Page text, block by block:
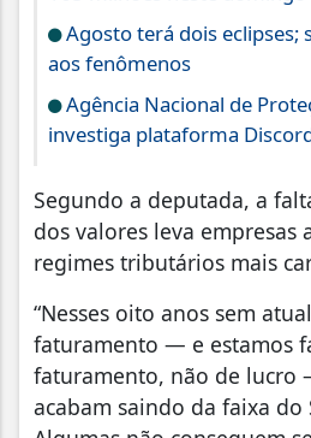
Agosto terá dois eclipses;
aos fenômenos
Agência Nacional de
investiga plataforma
Segundo a deputada, a
dos valores leva empresas
regimes tributários mais
“Nesses oito anos sem
faturamento — e estamos
faturamento, não de lucro
acabam saindo da faixa do